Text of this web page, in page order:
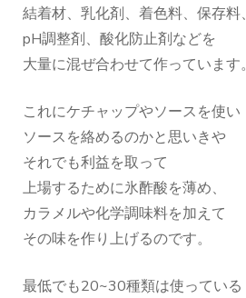
結着材、乳化剤、着色料、保存料、
pH調整剤、酸化防止剤などを
大量に混ぜ合わせて作っています。
これにケチャップやソースを使い
ソースを絡めるのかと思いきや
それでも利益を取って
上場するために氷酢酸を薄め、
カラメルや化学調味料を加えて
その味を作り上げるのです。
最低でも20~30種類は使っている